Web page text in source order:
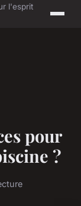
l'esprit
pour
?